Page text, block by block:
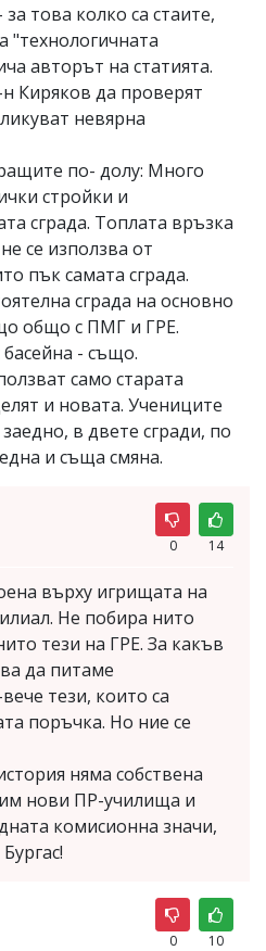
това колко са стаите,
"технологичната
авторът на статията.
Киряков да проверят
невярна
по- долу: Много
стройки и
сграда. Топлата връзка
се използва от
пък самата сграда.
сграда на основно
общо с ПМГ и ГРЕ.
- също.
само старата
и новата. Учениците
в двете сгради, по
и съща смяна.
0 14
върху игрищата на
Не побира нито
тези на ГРЕ. За какъв
да питаме
тези, които са
поръчка. Но ние се
няма собствена
нови ПР-училища и
комисионна значи,
0 10